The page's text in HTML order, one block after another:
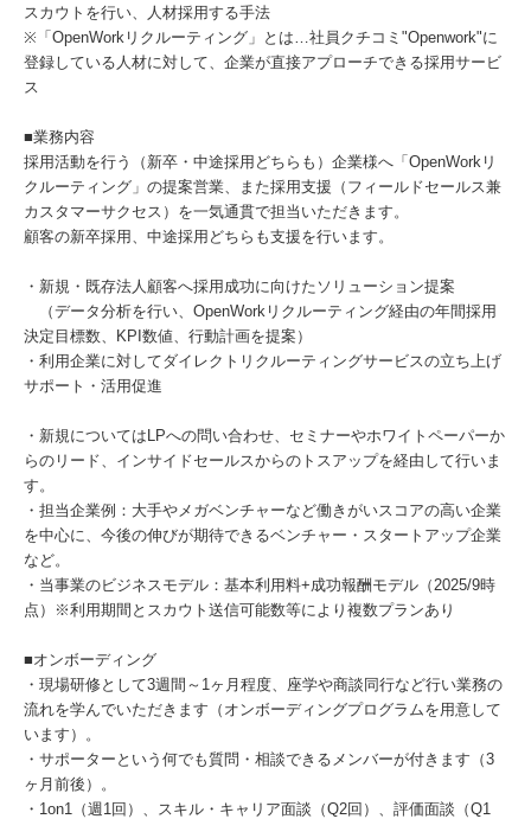
スカウトを行い、人材採用する手法
※「OpenWorkリクルーティング」とは…社員クチコミ"Openwork"に
登録している人材に対して、企業が直接アプローチできる採用サービ
ス
■業務内容
採用活動を行う（新卒・中途採用どちらも）企業様へ「OpenWorkリ
クルーティング」の提案営業、また採用支援（フィールドセールス兼
カスタマーサクセス）を一気通貫で担当いただきます。
顧客の新卒採用、中途採用どちらも支援を行います。
・新規・既存法人顧客へ採用成功に向けたソリューション提案
（データ分析を行い、OpenWorkリクルーティング経由の年間採用
決定目標数、KPI数値、行動計画を提案）
・利用企業に対してダイレクトリクルーティングサービスの立ち上げ
サポート・活用促進
・新規についてはLPへの問い合わせ、セミナーやホワイトペーパーか
らのリード、インサイドセールスからのトスアップを経由して行いま
す。
・担当企業例：大手やメガベンチャーなど働きがいスコアの高い企業
を中心に、今後の伸びが期待できるベンチャー・スタートアップ企業
など。
・当事業のビジネスモデル：基本利用料+成功報酬モデル（2025/9時
点）※利用期間とスカウト送信可能数等により複数プランあり
■オンボーディング
・現場研修として3週間～1ヶ月程度、座学や商談同行など行い業務の
流れを学んでいただきます（オンボーディングプログラムを用意して
います）。
・サポーターという何でも質問・相談できるメンバーが付きます（3
ヶ月前後）。
・1on1（週1回）、スキル・キャリア面談（Q2回）、評価面談（Q1